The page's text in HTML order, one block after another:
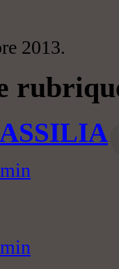
2013.